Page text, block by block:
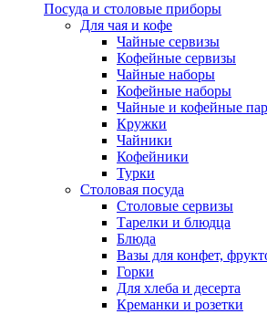
Посуда и столовые приборы
Для чая и кофе
Чайные сервизы
Кофейные сервизы
Чайные наборы
Кофейные наборы
Чайные и кофейные
Кружки
Чайники
Кофейники
Турки
Столовая посуда
Столовые сервизы
Тарелки и блюдца
Блюда
Вазы для конфет,
Горки
Для хлеба и десерта
Креманки и розетки